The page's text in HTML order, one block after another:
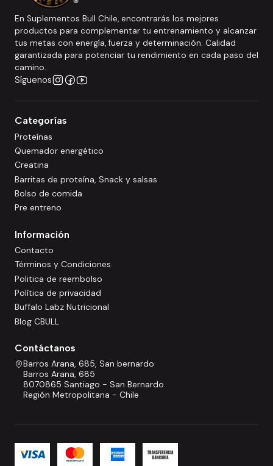
En Suplementos Bull Chile, encontrarás los mejores
productos para complementar tu entrenamiento y alcanzar
tus metas con energía, fuerza y determinación. Calidad
garantizada para potenciar tu rendimiento en cada paso del
camino.
Síguenos
Categorías
Proteínas
Quemador energético
Creatina
Barritas de proteína, Snack y salsas
Bolso de comida
Pre entreno
Información
Contacto
Términos y Condiciones
Politica de reembolso
Política de privacidad
Buffalo Labz Nutricional
Blog CBULL
Contáctanos
Barros Arana, 685, San bernardo
Barros Arana, 685
8070865 Santiago - San Bernardo
Región Metropolitana - Chile